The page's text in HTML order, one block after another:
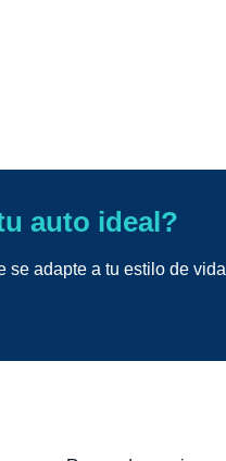
auto ideal?
se adapte a tu estilo de vida